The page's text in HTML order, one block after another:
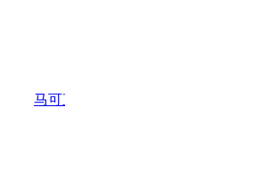
马可直通车开启预售！全新推广 强势来袭！